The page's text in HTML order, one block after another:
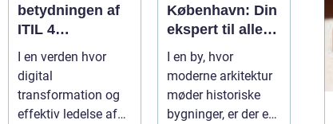
betydningen af
ITIL 4
certificering
I en verden hvor
digital
transformation og
effektiv ledelse af
København: Din
ekspert til alle
glasbehov
I en by, hvor
moderne arkitektur
møder historiske
bygninger, er der en